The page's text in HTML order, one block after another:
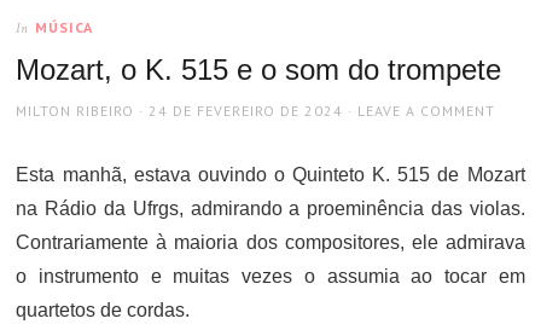
In MÚSICA
Mozart, o K. 515 e o som do trompete
AUTHOR
MILTON RIBEIRO
POSTED
24 DE FEVEREIRO DE 2024 LEAVE A COMMENT
Esta manhã, estava ouvindo o Quinteto K. 515 de Mozart
na Rádio da Ufrgs, admirando a proeminência das violas.
Contrariamente à maioria dos compositores, ele admirava
o instrumento e muitas vezes o assumia ao tocar em
quartetos de cordas.